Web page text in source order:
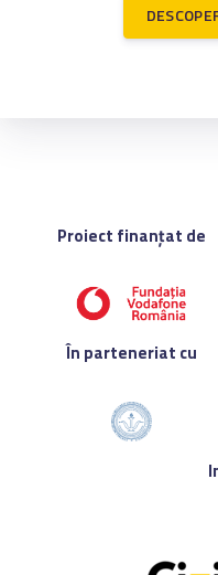
Proiect finanțat de
În parteneriat cu